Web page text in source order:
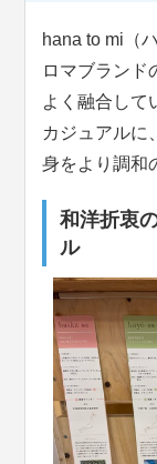
hana to mi（
ロマブランド
よく融合して
カジュアルに
身をより調和
和洋折衷
ル